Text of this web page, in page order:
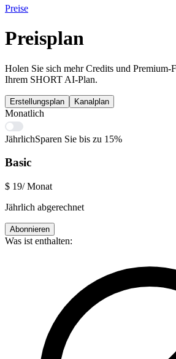
Preise
Preisplan
Holen Sie sich mehr Credits und Premium-
Ihrem SHORT AI-Plan.
Erstellungsplan Kanalplan
Monatlich
JährlichSparen Sie bis zu 15%
Basic
$ 19/ Monat
Jährlich abgerechnet
Abonnieren
Was ist enthalten: